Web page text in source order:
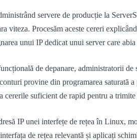
servere de producție la
viteza. Procesăm aceste cereri
unui IP dedicat unui server care
de depanare, administratorii
provine din programarea saturată
cererile suficient de rapid pentru a trimite
IP unei interfețe de rețea în Linux,
de rețea relevantă și aplicați